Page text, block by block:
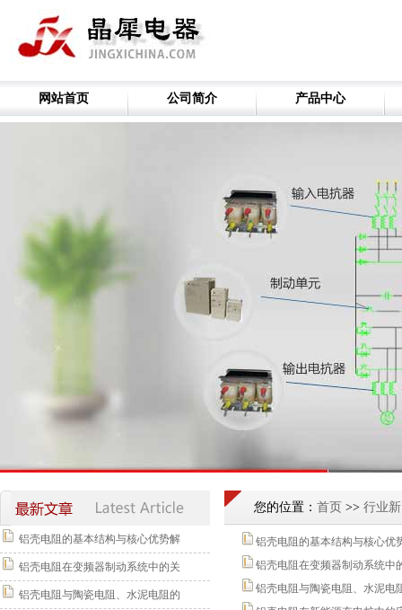
网站首页 公司简介 产品中心
铝壳电阻的基本结构与核心优势解
铝壳电阻在变频器制动系统中的关
铝壳电阻与陶瓷电阻、水泥电阻的
您的位置： 首页 >> 行业
铝壳电阻的基本结构与核心优
铝壳电阻在变频器制动系统中
铝壳电阻与陶瓷电阻、水泥电